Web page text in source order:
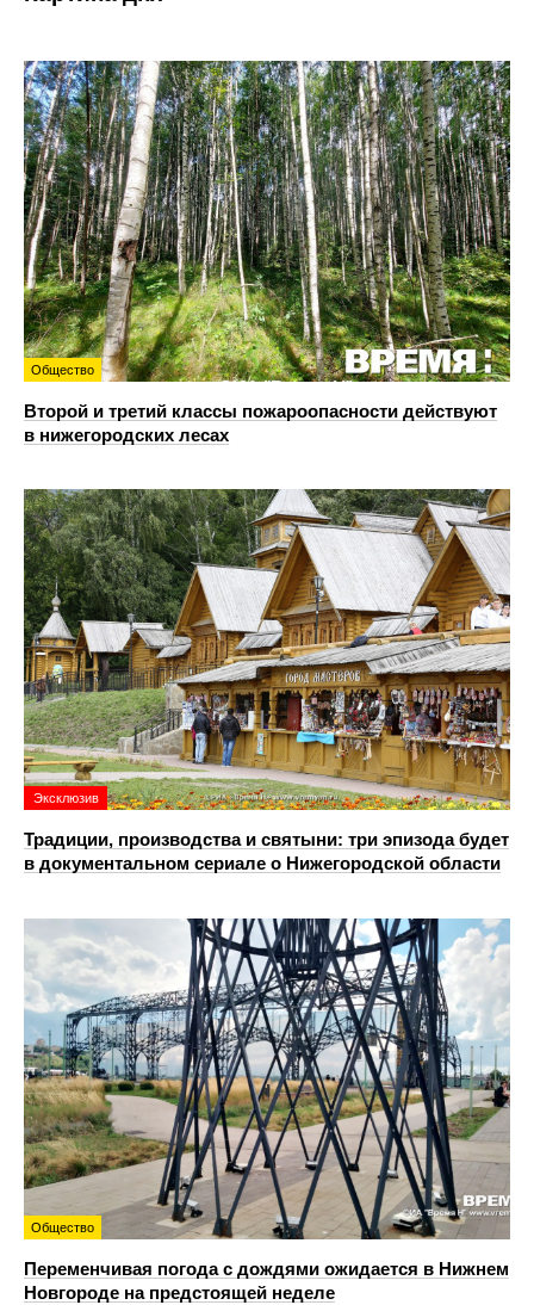
Общество
Второй и третий классы пожароопасности действуют
в нижегородских лесах
Эксклюзив
Традиции, производства и святыни: три эпизода будет
в документальном сериале о Нижегородской области
Общество
Переменчивая погода с дождями ожидается в Нижнем
Новгороде на предстоящей неделе